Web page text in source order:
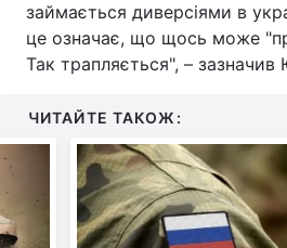
займається диверсіями в
це означає, що щось може
Так трапляється", – зазначив
ЧИТАЙТЕ ТАКОЖ: